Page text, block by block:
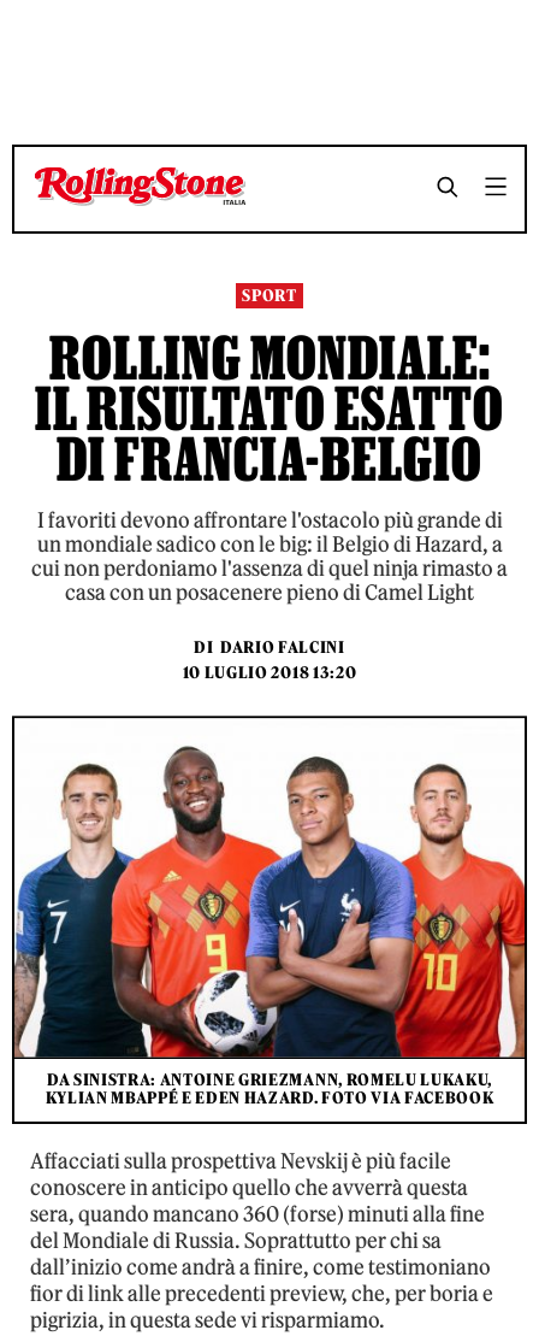
TEMPO DI LETTURA 5 MINUTI SHARE
TEMPO DI LETTURA 5 MINUTI SHARE
SPORT
ROLLING MONDIALE:
IL RISULTATO ESATTO
DI FRANCIA-BELGIO
I favoriti devono affrontare l'ostacolo più grande di
un mondiale sadico con le big: il Belgio di Hazard, a
cui non perdoniamo l'assenza di quel ninja rimasto a
casa con un posacenere pieno di Camel Light
DI DARIO FALCINI
10 LUGLIO 2018 13:20
DA SINISTRA: ANTOINE GRIEZMANN, ROMELU LUKAKU,
KYLIAN MBAPPÉ E EDEN HAZARD. FOTO VIA FACEBOOK
Affacciati sulla prospettiva Nevskij è più facile
conoscere in anticipo quello che avverrà questa
sera, quando mancano 360 (forse) minuti alla fine
del Mondiale di Russia. Soprattutto per chi sa
dall’inizio come andrà a finire, come testimoniano
fior di link alle precedenti preview, che, per boria e
pigrizia, in questa sede vi risparmiamo.